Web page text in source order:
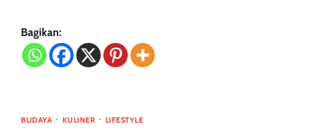
Bagikan:
BUDAYA KULINER LIFESTYLE